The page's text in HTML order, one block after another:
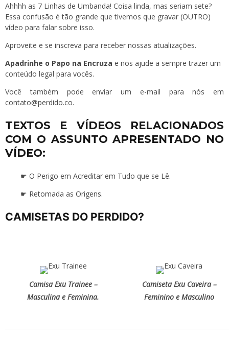
Ahhhh as 7 Linhas de Umbanda! Coisa linda, mas seriam sete?
Essa confusão é tão grande que tivemos que gravar (OUTRO)
vídeo para falar sobre isso.
Aproveite e se inscreva para receber nossas atualizações.
Apadrinhe o Papo na Encruza e nos ajude a sempre trazer um
conteúdo legal para vocês.
Você também pode enviar um e-mail para nós em
contato@perdido.co.
TEXTOS E VÍDEOS RELACIONADOS
COM O ASSUNTO APRESENTADO NO
VÍDEO:
☛ O Perigo em Acreditar em Tudo que se Lê.
☛ Retomada as Origens.
CAMISETAS DO PERDIDO?
Camisa Exu Trainee –
Masculina e Feminina.
Camiseta Exu Caveira –
Feminino e Masculino